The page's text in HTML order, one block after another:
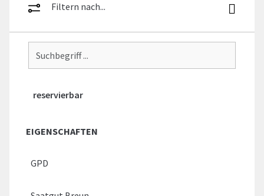
Filtern nach...
reservierbar
EIGENSCHAFTEN
GPD